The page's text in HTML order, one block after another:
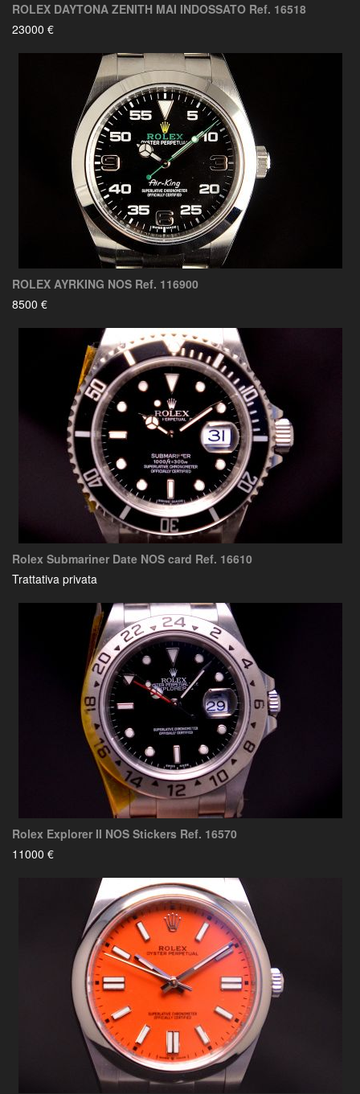
ROLEX DAYTONA ZENITH MAI INDOSSATO Ref. 16518
23000 €
ROLEX AYRKING NOS Ref. 116900
8500 €
Rolex Submariner Date NOS card Ref. 16610
Trattativa privata
Rolex Explorer II NOS Stickers Ref. 16570
11000 €